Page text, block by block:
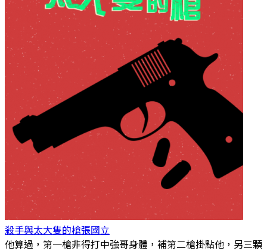
殺手與太大隻的槍張國立
他算過，第一槍非得打中強哥身體，補第二槍掛點他，另三顆